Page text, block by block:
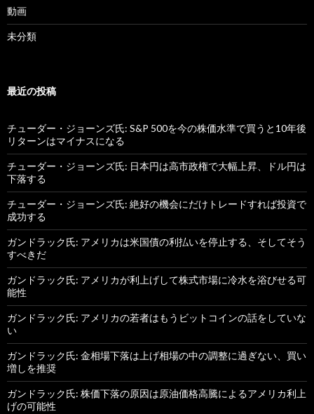
動画
未分類
最近の投稿
チューダー・ジョーンズ氏: S&P 500を今の株価水準で買うと10年後
リターンはマイナスになる
チューダー・ジョーンズ氏: 日本円は高市政権で大幅上昇、ドル円は
下落する
チューダー・ジョーンズ氏: 絶好の機会にだけトレードすれば投資で
成功する
ガンドラック氏: アメリカは米国債の利払いを停止する、そしてそう
すべきだ
ガンドラック氏: アメリカが利上げして株式市場に冷水を浴びせる可
能性
ガンドラック氏: アメリカの若者はもうビットコインの話をしていな
い
ガンドラック氏: 金相場下落は上げ相場の中の調整に過ぎない、買い
増しを推奨
ガンドラック氏: 株価下落の原因は原油価格高騰によるアメリカ利上
げの可能性